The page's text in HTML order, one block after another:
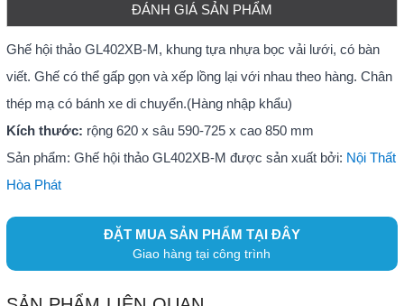
ĐÁNH GIÁ SẢN PHẨM
Ghế hội thảo GL402XB-M, khung tựa nhựa bọc vải lưới, có bàn
viết. Ghế có thể gấp gọn và xếp lồng lại với nhau theo hàng. Chân
thép mạ có bánh xe di chuyển.(Hàng nhập khẩu)
Kích thước: rộng 620 x sâu 590-725 x cao 850 mm
Sản phẩm: Ghế hội thảo GL402XB-M được sản xuất bởi: Nội Thất
Hòa Phát
ĐẶT MUA SẢN PHẨM TẠI ĐÂY
Giao hàng tại công trình